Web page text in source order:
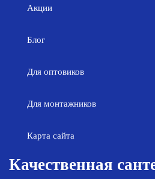
Акции
Блог
Для оптовиков
Для монтажников
Карта сайта
Качественная